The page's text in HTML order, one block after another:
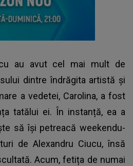
au avut cel mai mult de
dintre îndrăgita artistă și
a vedetei, Carolina, a fost
tatălui ei. În instanță, ea a
să își petreacă weekendu-
de Alexandru Ciucu, însă
Acum, fetița de numai